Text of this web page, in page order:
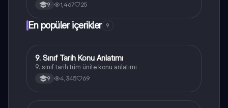
9 1,467 25
En popüler içerikler 9
Tarih
9. Sınıf Tarih Konu Anlatımı
9. sınıf tarih tüm ünite konu anlatımı
9 4,345 69